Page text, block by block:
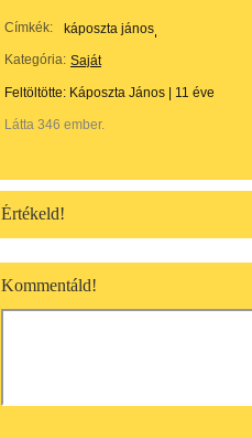
Címkék:
káposzta jános
Kategória: Saját
Feltöltötte: Káposzta János 11 éve
Látta 346 ember.
Értékeld!
Kommentáld!